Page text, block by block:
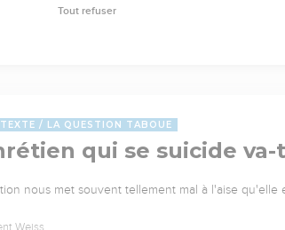
LA QUESTION TABOUE
qui se suicide
nous met souvent tellement mal à l'aise qu'elle
Weiss
Tout refuser